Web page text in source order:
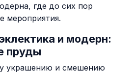
где до сих пор
мероприятия​.
и модерн:
пруды
украшению и смешению